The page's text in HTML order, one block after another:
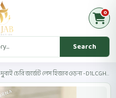
Search
0
দুবাই চেরি জর্জেট লেস হিজাব ওড়না -D1LCGH- Cool Gray...